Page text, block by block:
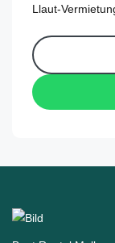
Llaut-